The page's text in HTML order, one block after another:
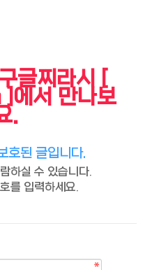
글찌라시 [
서 만나보
.
호된 글입니다.
하실 수 있습니다.
를 입력하세요.